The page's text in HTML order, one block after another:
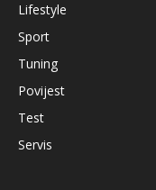
Lifestyle
Sport
Tuning
Povijest
Test
Servis